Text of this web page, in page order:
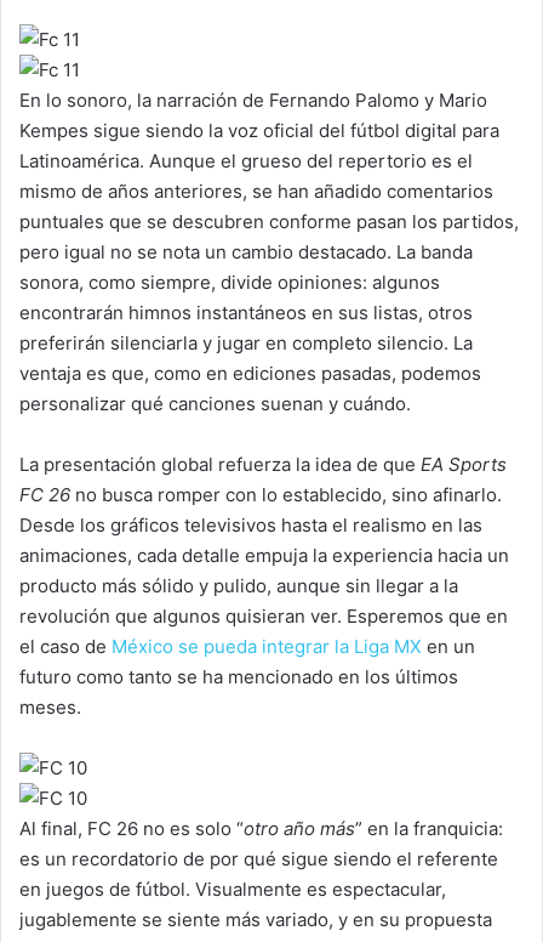
En lo sonoro, la narración de Fernando Palomo y Mario
Kempes sigue siendo la voz oficial del fútbol digital para
Latinoamérica. Aunque el grueso del repertorio es el
mismo de años anteriores, se han añadido comentarios
puntuales que se descubren conforme pasan los partidos,
pero igual no se nota un cambio destacado. La banda
sonora, como siempre, divide opiniones: algunos
encontrarán himnos instantáneos en sus listas, otros
preferirán silenciarla y jugar en completo silencio. La
ventaja es que, como en ediciones pasadas, podemos
personalizar qué canciones suenan y cuándo.
La presentación global refuerza la idea de que EA Sports
FC 26 no busca romper con lo establecido, sino afinarlo.
Desde los gráficos televisivos hasta el realismo en las
animaciones, cada detalle empuja la experiencia hacia un
producto más sólido y pulido, aunque sin llegar a la
revolución que algunos quisieran ver. Esperemos que en
el caso de México se pueda integrar la Liga MX en un
futuro como tanto se ha mencionado en los últimos
meses.
Al final, FC 26 no es solo “otro año más” en la franquicia:
es un recordatorio de por qué sigue siendo el referente
en juegos de fútbol. Visualmente es espectacular,
jugablemente se siente más variado, y en su propuesta